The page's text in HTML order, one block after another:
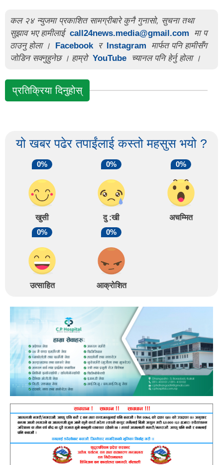
कल २४ न्युजमा प्रकाशित सामग्रीबारे कुनै गुनासो, सुचना तथा
सुझाव भए हामीलाई call24news.media@gmail.com
मा प
ठाउनु होला ।
Facebook र Instagram
मार्फत पनि हामीसँग
जोडिन सक्नुहुनेछ । हाम्रो YouTube च्यानल पनि हेर्नु होला ।
प्रतिक्रिया दिनुहोस्
यो खबर पढेर तपाईंलाई कस्तो महसुस भयो ?
0%
खुसी
0%
दु :खी
0%
अचम्मित
0%
उत्साहित
0%
आक्रोशित